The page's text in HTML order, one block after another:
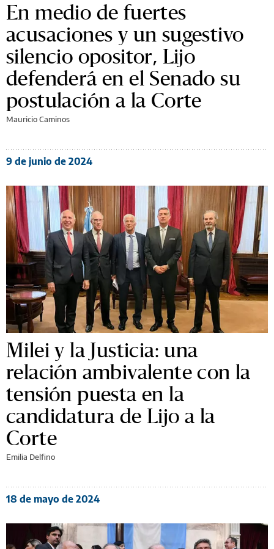
En medio de fuertes
acusaciones y un sugestivo
silencio opositor, Lijo
defenderá en el Senado su
postulación a la Corte
Mauricio Caminos
9 de junio de 2024
Milei y la Justicia: una
relación ambivalente con la
tensión puesta en la
candidatura de Lijo a la
Corte
Emilia Delfino
18 de mayo de 2024